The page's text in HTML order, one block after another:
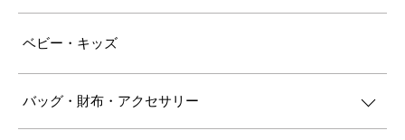
ベビー・キッズ
バッグ・財布・アクセサリー